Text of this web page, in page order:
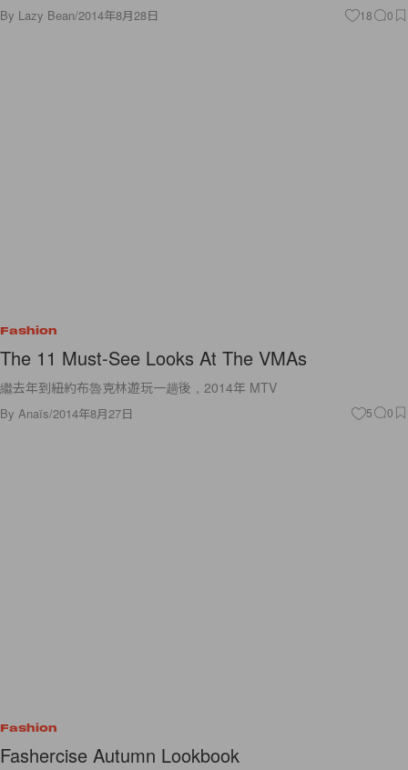
By Lazy Bean/2014年8月28日 18 0
Fashion
The 11 Must-See Looks At The VMAs
繼去年到紐約布魯克林遊玩一趟後，2014年 MTV
By Anaïs/2014年8月27日 5 0
Fashion
Fashercise Autumn Lookbook